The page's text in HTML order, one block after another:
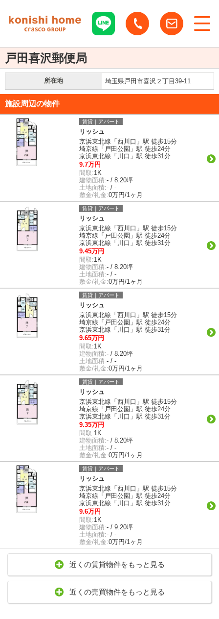
戸田喜沢郵便局
所在地 埼玉県戸田市喜沢２丁目39-11
施設周辺の物件
賃貸｜アパート
リッシュ
京浜東北線「西川口」駅 徒歩15分
埼京線「戸田公園」駅 徒歩24分
京浜東北線「川口」駅 徒歩31分
9.7万円
間取:1K
建物面積:- / 8.20坪
土地面積:- / -
敷金/礼金:0万円/1ヶ月
賃貸｜アパート
リッシュ
京浜東北線「西川口」駅 徒歩15分
埼京線「戸田公園」駅 徒歩24分
京浜東北線「川口」駅 徒歩31分
9.45万円
間取:1K
建物面積:- / 8.20坪
土地面積:- / -
敷金/礼金:0万円/1ヶ月
賃貸｜アパート
リッシュ
京浜東北線「西川口」駅 徒歩15分
埼京線「戸田公園」駅 徒歩24分
京浜東北線「川口」駅 徒歩31分
9.65万円
間取:1K
建物面積:- / 8.20坪
土地面積:- / -
敷金/礼金:0万円/1ヶ月
賃貸｜アパート
リッシュ
京浜東北線「西川口」駅 徒歩15分
埼京線「戸田公園」駅 徒歩24分
京浜東北線「川口」駅 徒歩31分
9.35万円
間取:1K
建物面積:- / 8.20坪
土地面積:- / -
敷金/礼金:0万円/1ヶ月
賃貸｜アパート
リッシュ
京浜東北線「西川口」駅 徒歩15分
埼京線「戸田公園」駅 徒歩24分
京浜東北線「川口」駅 徒歩31分
9.6万円
間取:1K
建物面積:- / 9.20坪
土地面積:- / -
敷金/礼金:0万円/1ヶ月
近くの賃貸物件をもっと見る
近くの売買物件をもっと見る